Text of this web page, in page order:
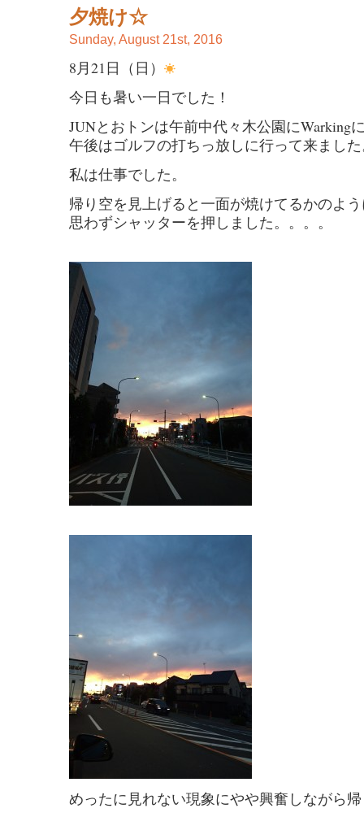
夕焼け☆
Sunday, August 21st, 2016
8月21日（日）
今日も暑い一日でした！
JUNとおトンは午前中代々木公園にWarking
午後はゴルフの打ちっ放しに行って来まし
私は仕事でした。
帰り空を見上げると一面が焼けてるかのよ
思わずシャッターを押しました。。。。
めったに見れない現象にやや興奮しながら